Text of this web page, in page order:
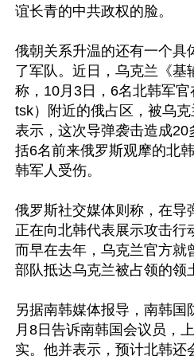
谊长青的中共政权的脸。
俄朝关系升温的还有一个具
了军队。近日，乌克兰《基
称，10月3日，6名北韩军
tsk）附近的俄占区，被乌
表示，这次导弹袭击造成
括6名前来俄罗斯观摩的北
韩军人受伤。
俄罗斯社交媒体则称，在导
正在向北韩代表展示攻击行
而早在去年，乌克兰官方就
部队抵达乌克兰被占领的领
另据南韩媒体报导，南韩国
月8日告诉南韩国会议员，
实。他并表示，预计北韩还